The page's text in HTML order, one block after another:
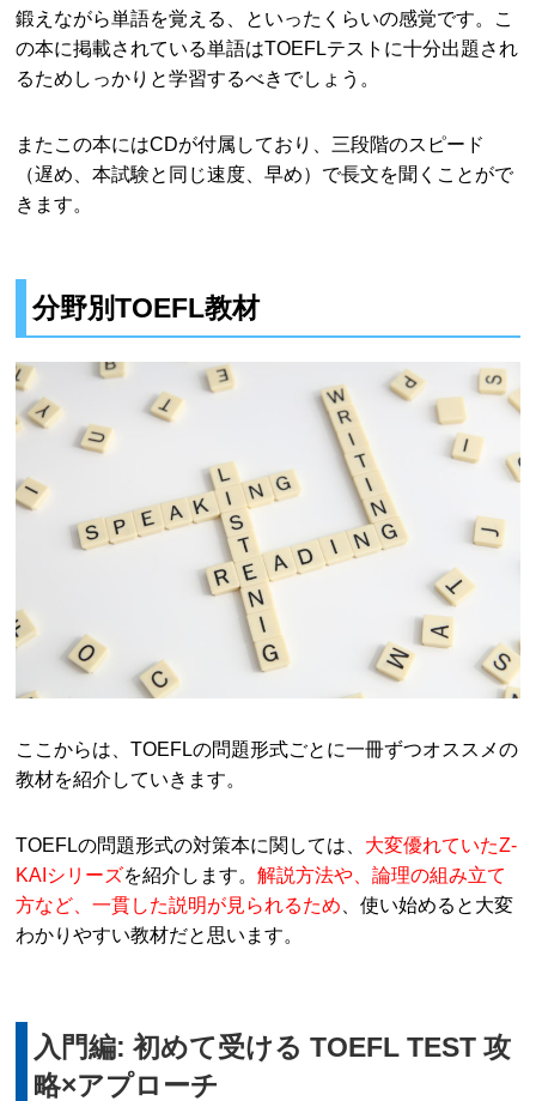
鍛えながら単語を覚える、といったくらいの感覚です。こ
の本に掲載されている単語はTOEFLテストに十分出題され
るためしっかりと学習するべきでしょう。
またこの本にはCDが付属しており、三段階のスピード
（遅め、本試験と同じ速度、早め）で長文を聞くことがで
きます。
分野別TOEFL教材
ここからは、TOEFLの問題形式ごとに一冊ずつオススメの
教材を紹介していきます。
TOEFLの問題形式の対策本に関しては、 大変優れていたZ-
KAIシリーズを紹介します。解説方法や、論理の組み立て
方など、一貫した説明が見られるため 、使い始めると大変
わかりやすい教材だと思います。
入門編: 初めて受ける TOEFL TEST 攻
略×アプローチ